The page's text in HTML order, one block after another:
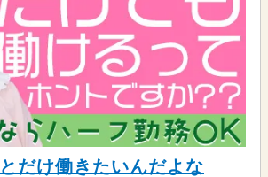
だけ働きたいんだよな